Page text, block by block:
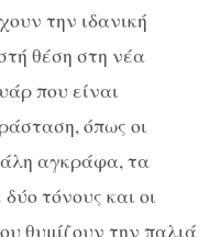
την ιδανική
θέση στη νέα
που είναι
όπως οι
αγκράφα, τα
τόνους και οι
θυμίζουν την παλιά